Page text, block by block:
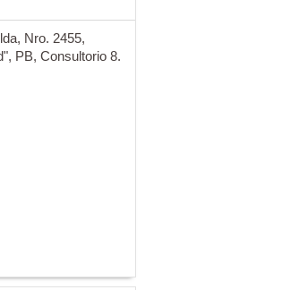
Nro. 2455,
PB, Consultorio 8.